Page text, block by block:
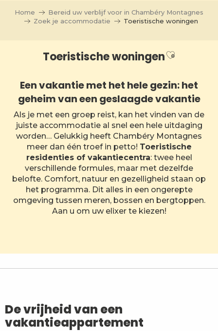
Home
Bereid uw verblijf voor in Chambéry Montagnes
Zoek je accommodatie
Toeristische woningen
Toeristische woningenAjouter
Een vakantie met het hele gezin: het
geheim van een geslaagde vakantie
Als je met een groep reist, kan het vinden van de
juiste accommodatie al snel een hele uitdaging
worden… Gelukkig heeft Chambéry Montagnes
meer dan één troef in petto! Toeristische
residenties of vakantiecentra: twee heel
verschillende formules, maar met dezelfde
belofte. Comfort, natuur en gezelligheid staan op
het programma. Dit alles in een ongerepte
omgeving tussen meren, bossen en bergtoppen.
Aan u om uw elixer te kiezen!
Ternélia L'Eau Vive
De vrijheid van een
vakantieappartement